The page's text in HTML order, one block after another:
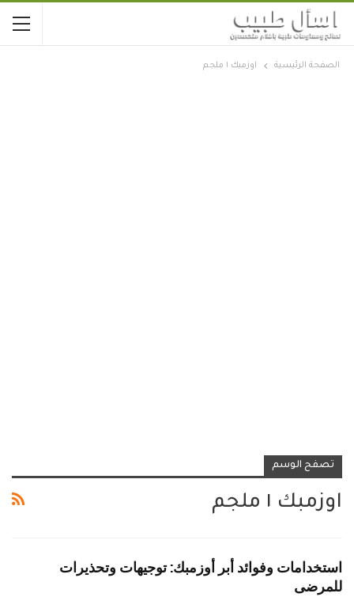
الصفحة الرئيسية اوزمبك ١ ملجم
تصفح الوسم
اوزمبك ١ ملجم
استخدامات وفوائد أبر أوزمبك: توجيهات وتحذيرات
للمرضى